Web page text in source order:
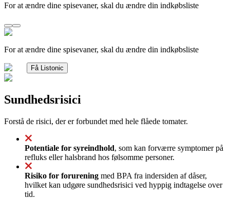
For at ændre dine spisevaner, skal du ændre din indkøbsliste
For at ændre dine spisevaner, skal du ændre din indkøbsliste
Få Listonic
Sundhedsrisici
Forstå de risici, der er forbundet med hele flåede tomater.
Potentiale for syreindhold, som kan forværre symptomer på
refluks eller halsbrand hos følsomme personer.
Risiko for forurening med BPA fra indersiden af dåser,
hvilket kan udgøre sundhedsrisici ved hyppig indtagelse over
tid.